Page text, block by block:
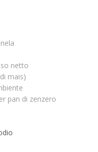
netto
mais)
pan di zenzero